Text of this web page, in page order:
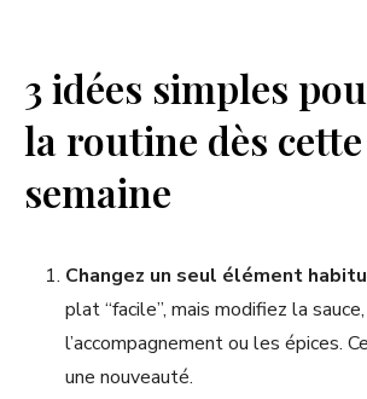
3 idées simples
la routine dès cette
semaine
Changez un seul élément
plat “facile”, mais modifiez la sauce,
l’accompagnement ou les épices.
une nouveauté.